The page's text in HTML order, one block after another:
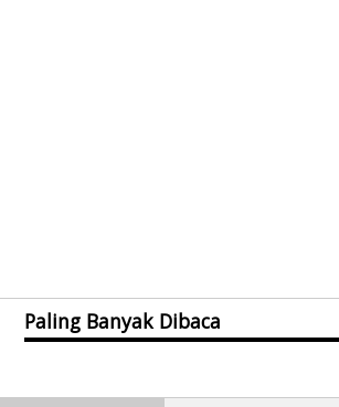
Paling Banyak Dibaca